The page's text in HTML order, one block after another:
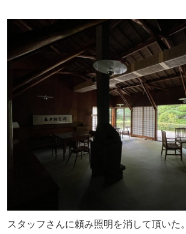
スタッフさんに頼み照明を消して頂いた。